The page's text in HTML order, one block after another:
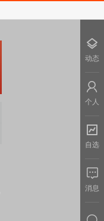
动态
个人
自选
消息